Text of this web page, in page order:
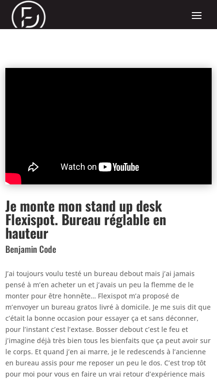
Je monte mon stand up desk
Flexispot. Bureau réglable en
hauteur
Benjamin Code
J’ai toujours voulu testé un bureau debout mais j’ai jamais
pensé à m’en acheter un et j’avais un peu la flemme de le
monter pour être honnête… Flexispot m’a proposé de
m’envoyer un bureau gratos livré à domicile. Je me suis dit que
c’était la bonne occasion pour essayer ça et sans déconner,
pour l’instant c’est l’extase. Bosser debout c’est le feu et
j’imagine déjà très bien tous les bienfaits que ça peut avoir sur
le corps. Et quand j’en ai marre, je le redescends à l’ancienne
en bureau assis pour me reposer un peu le dos. C’est trop tôt
pour moi pour vous en faire un vrai retour d’expérience mais